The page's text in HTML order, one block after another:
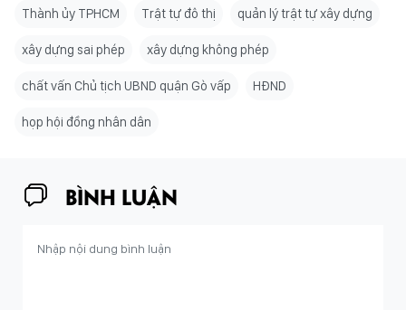
Thành ủy TPHCM Trật tự đô thị quản lý trật tự xây dựng
xây dựng sai phép xây dựng không phép
chất vấn Chủ tịch UBND quận Gò vấp HĐND
họp hội đồng nhân dân
BÌNH LUẬN